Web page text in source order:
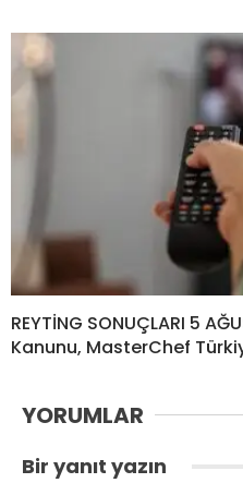
REYTİNG SONUÇLARI 5
Kanunu, MasterChef
YORUMLAR
Bir yanıt yazın